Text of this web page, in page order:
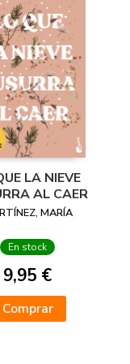
LA NIEVE
AL CAER
MARÍA
En stock
9,95 €
Comprar